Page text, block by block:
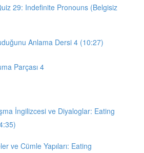
29: Indefinite Pronouns (Belgisiz
Anlama Dersi 4 (10:27)
Parçası 4
İngilizcesi ve Diyaloglar: Eating
ve Cümle Yapıları: Eating